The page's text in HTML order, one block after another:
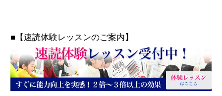
■【速読体験レッスンのご案内】